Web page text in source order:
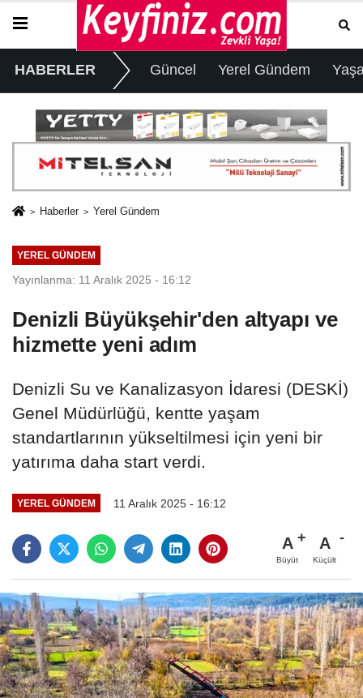
HABERLER Güncel Yerel Gündem
Haberler Yerel Gündem
YEREL GÜNDEM
Yayınlanma: 11 Aralık 2025 - 16:12
Denizli Büyükşehir'den altyapı ve
hizmette yeni adım
Denizli Su ve Kanalizasyon İdaresi (DESKİ)
Genel Müdürlüğü, kentte yaşam
standartlarının yükseltilmesi için yeni bir
yatırıma daha start verdi.
YEREL GÜNDEM 11 Aralık 2025 - 16:12
A
Büyüt
A
Küçült